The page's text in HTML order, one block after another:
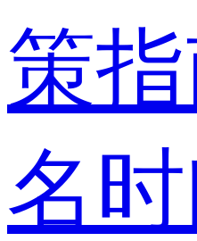
策
名